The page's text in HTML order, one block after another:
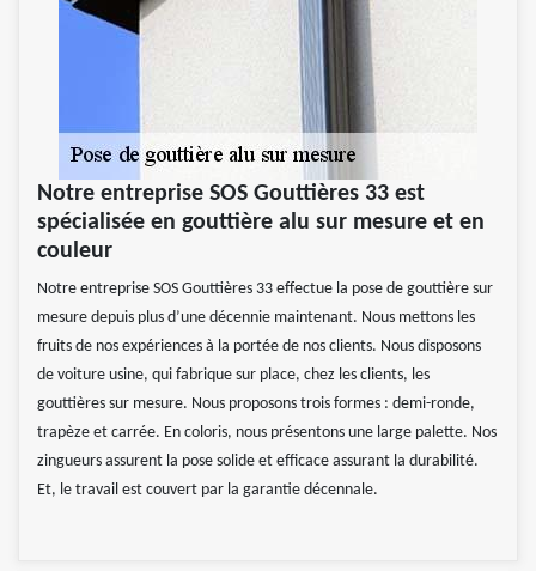
Notre entreprise SOS Gouttières 33 est
spécialisée en gouttière alu sur mesure et en
couleur
Notre entreprise SOS Gouttières 33 effectue la pose de gouttière sur
mesure depuis plus d’une décennie maintenant. Nous mettons les
fruits de nos expériences à la portée de nos clients. Nous disposons
de voiture usine, qui fabrique sur place, chez les clients, les
gouttières sur mesure. Nous proposons trois formes : demi-ronde,
trapèze et carrée. En coloris, nous présentons une large palette. Nos
zingueurs assurent la pose solide et efficace assurant la durabilité.
Et, le travail est couvert par la garantie décennale.